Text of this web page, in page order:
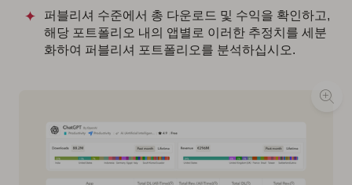
퍼블리셔 수준에서 총 다운로드 및 수익을 확인하고,
해당 포트폴리오 내의 앱별로 이러한 추정치를 세분
화하여 퍼블리셔 포트폴리오를 분석하십시오.